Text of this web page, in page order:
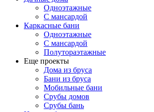
Одноэтажные
С мансардой
Каркасные бани
Одноэтажные
С мансардой
Полутораэтажные
Еще проекты
Дома из бруса
Бани из бруса
Мобильные бани
Срубы домов
Срубы бань